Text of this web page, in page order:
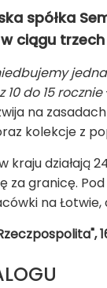
spółka
ciągu
10 do 15 rocznie
na
kolekcje z
kraju działają
za granicę.
na